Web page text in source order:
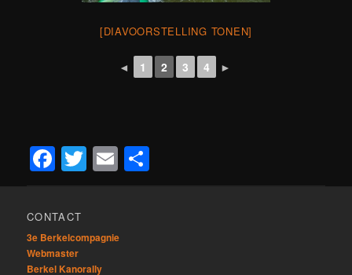
[DIAVOORSTELLING TONEN]
◄ 1 2 3 4 ►
Facebook
Twitter
Email
CONTACT
3e Berkelcompagnie
Webmaster
Berkel Kanorally